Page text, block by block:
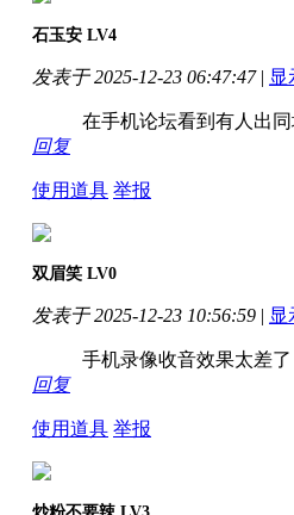
石玉安 LV4
发表于 2025-12-23 06:47:47 | 显
在手机论坛看到有人出
回复
使用道具 举报
双眉笑 LV0
发表于 2025-12-23 10:56:59 | 显
手机录像收音效果太差
回复
使用道具 举报